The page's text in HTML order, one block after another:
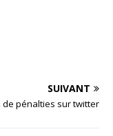
SUIVANT
pénalties sur twitter